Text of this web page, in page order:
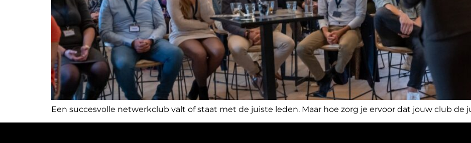
Een succesvolle netwerkclub valt of staat met de juiste leden. Maar hoe zorg je ervoor dat jouw club de